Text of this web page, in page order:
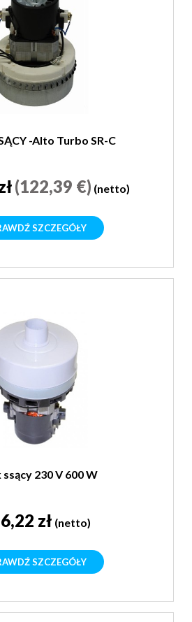
-Alto Turbo SR-C
(122,39 €) (netto)
SZCZEGÓŁY
ssący 230 V 600 W
zł (netto)
SZCZEGÓŁY